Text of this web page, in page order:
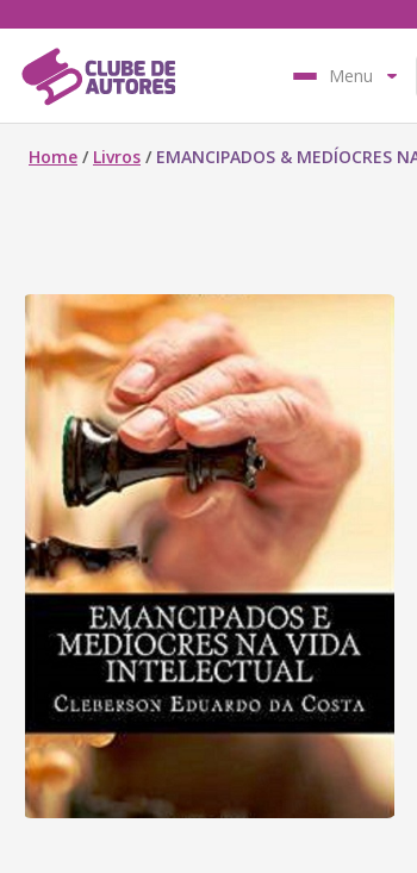
Menu
Home / Livros / EMANCIPADOS & MEDÍOCRES